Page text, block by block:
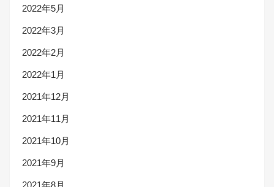
2022年5月
2022年3月
2022年2月
2022年1月
2021年12月
2021年11月
2021年10月
2021年9月
2021年8月